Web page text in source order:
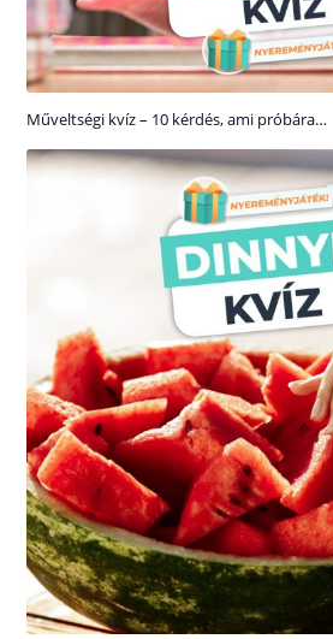
Műveltségi kvíz – 10 kérdés, ami próbára…